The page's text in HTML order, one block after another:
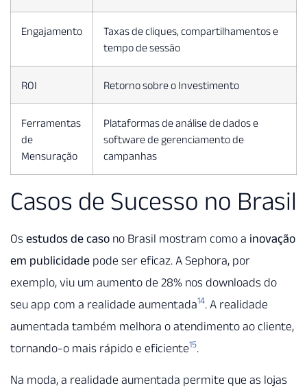
Engajamento
Taxas de cliques, compartilhamentos e
tempo de sessão
ROI Retorno sobre o Investimento
Ferramentas
de
Mensuração
Plataformas de análise de dados e
software de gerenciamento de
campanhas
Casos de Sucesso no Brasil
Os estudos de caso no Brasil mostram como a inovação
em publicidade pode ser eficaz. A Sephora, por
exemplo, viu um aumento de 28% nos downloads do
seu app com a realidade aumentada14. A realidade
aumentada também melhora o atendimento ao cliente,
tornando-o mais rápido e eficiente15.
Na moda, a realidade aumentada permite que as lojas